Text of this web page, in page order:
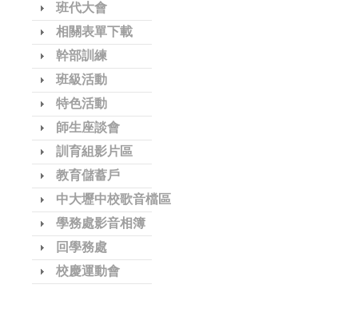
班代大會
相關表單下載
幹部訓練
班級活動
特色活動
師生座談會
訓育組影片區
教育儲蓄戶
中大壢中校歌音檔區
學務處影音相簿
回學務處
校慶運動會